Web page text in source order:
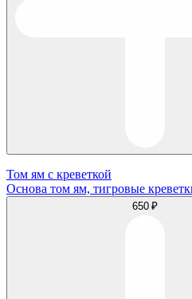
Том ям с креветкой
Основа том ям, тигровые
650 ₽